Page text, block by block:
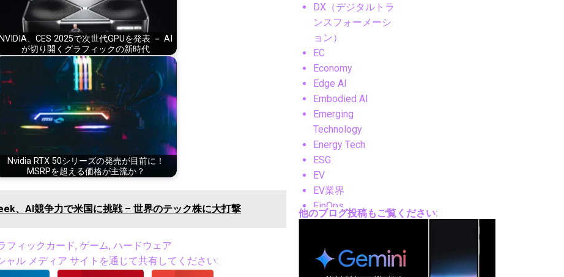
NVIDIA、CES 2025で次世代GPUを発表 － AI
が切り開くグラフィックの新時代
Nvidia RTX 50シリーズの発売が目前に！
MSRPを超える価格が主流か？
、AI競争力で米国に挑戦 – 世界のテック株に大打撃
フィックカード, ゲーム, ハードウェア
ル メディア サイトを通じて共有してください:
DX（デジタルトラ
ンスフォーメーシ
ョン）
EC
Economy
Edge AI
Embodied AI
Emerging
Technology
Energy Tech
ESG
EV
EV業界
FinOps
FM
Future Technology
Gadgets
他のブログ投稿もご覧ください: